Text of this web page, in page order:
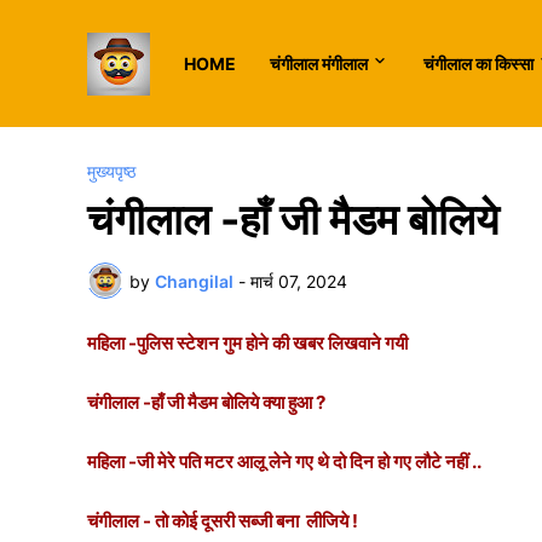
HOME चंगीलाल मंगीलाल चंगीलाल का किस्सा
मुख्यपृष्ठ
चंगीलाल -हाँ जी मैडम बोलिये
by Changilal - मार्च 07, 2024
महिला -पुलिस स्टेशन गुम होने की खबर लिखवाने गयी
चंगीलाल -हाँ जी मैडम बोलिये क्या हुआ ?
महिला -जी मेरे पति मटर आलू लेने गए थे दो दिन हो गए लौटे नहीं ..
चंगीलाल - तो कोई दूसरी सब्जी बना लीजिये !